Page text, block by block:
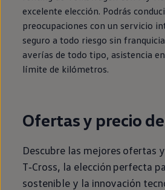
excelente elección. Podrás
preocupaciones con un servicio
seguro a todo riesgo sin
averías de todo tipo, asistencia en
límite de kilómetros.
Ofertas y precio
Descubre las mejores ofertas
T‑Cross, la elección perfecta
sostenible y la innovación